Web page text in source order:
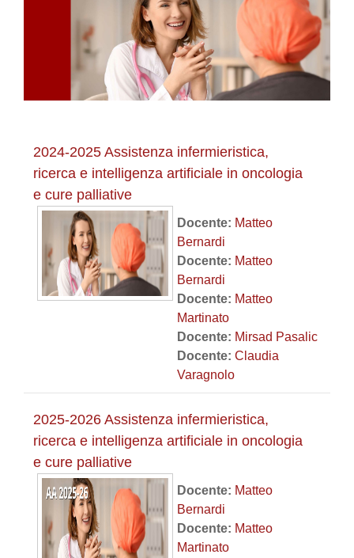
2024-2025 Assistenza infermieristica,
ricerca e intelligenza artificiale in oncologia
e cure palliative
Docente: Matteo
Bernardi
Docente: Matteo
Bernardi
Docente: Matteo
Martinato
Docente: Mirsad Pasalic
Docente: Claudia
Varagnolo
2025-2026 Assistenza infermieristica,
ricerca e intelligenza artificiale in oncologia
e cure palliative
Docente: Matteo
Bernardi
Docente: Matteo
Martinato